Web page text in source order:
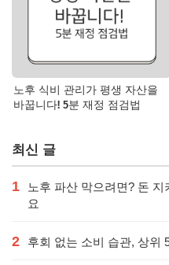
노후 식비 관리가 평생 자산을
바꿉니다! 5분 재정 점검법
최신 글
1
노후 파산 막으려면? 돈
요
2 후회 없는 소비 습관, 상위